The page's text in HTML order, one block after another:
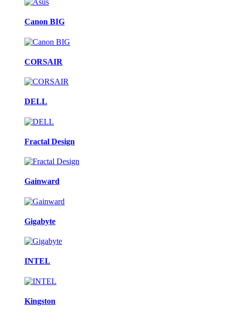
Canon BIG
CORSAIR
DELL
Fractal Design
Gainward
Gigabyte
INTEL
Kingston